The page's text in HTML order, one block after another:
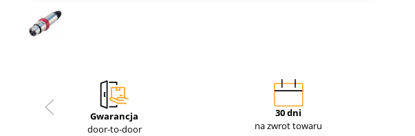
Gwarancja
door-to-door
30 dni
na zwrot towaru